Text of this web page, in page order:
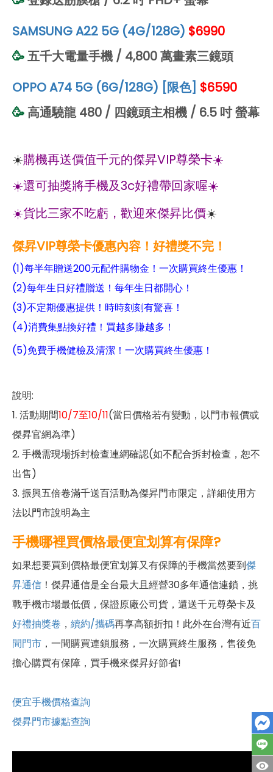
SAMSUNG A22 5G (4G/128G) $6990
🥳五千大電量手機 / 4,800 萬畫素三鏡頭
OPPO A74 5G (6G/128G) [限色] $6590
🥳高通驍龍 480 / 四鏡頭主相機 / 6.5 吋 螢幕
☀️購機再送價值千元的傑昇VIP尊榮卡☀️
☀️還可抽獎將手機及3c好禮帶回家喔☀️
☀️貨比三家不吃虧，歡迎來傑昇比價☀️
傑昇VIP尊榮卡優惠內容！好禮獎不完！
(1)每半年贈送200元配件購物金！一次購買終生優惠！
(2)每年生日好禮贈送！每年生日都開心！
(3)不定期優惠提供！時時刻刻有驚喜！
(4)消費集點換好禮！買越多賺越多！
(5)免費手機健檢及清潔！一次購買終生優惠！
說明:
1. 活動期間10/7至10/11(當日價格若有變動，以門市報價或
傑昇官網為準)
2. 手機需現場拆封檢查連網確認(如不配合拆封檢查，恕不
出售)
3. 振興五倍卷滿千送百活動為傑昇門市限定，詳細使用方
法以門市說明為主
手機哪裡買價格最便宜划算有保障?
如果想要買到價格最便宜划算又有保障的手機當然要到傑
昇通信 ！傑昇通信是全台最大且經營30多年通信連鎖，挑
戰手機市場最低價，保證原廠公司貨，還送千元尊榮卡及
好禮抽獎卷 ， 續約/攜碼再享高額折扣！此外在台灣有近百
間門市 ，一間購買連鎖服務，一次購買終生服務，售後免
擔心購買有保障，買手機來傑昇好節省!
便宜手機價格查詢
傑昇門市據點查詢